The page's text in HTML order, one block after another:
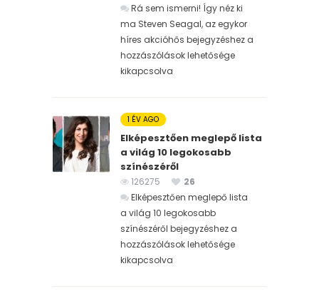
Rá sem ismerni! Így néz ki
ma Steven Seagal, az egykor
híres akcióhős bejegyzéshez a
hozzászólások lehetősége
kikapcsolva
1 ÉV AGO
Elképesztően meglepő lista
a világ 10 legokosabb
színészéről
126275
26
Elképesztően meglepő lista
a világ 10 legokosabb
színészéről bejegyzéshez a
hozzászólások lehetősége
kikapcsolva